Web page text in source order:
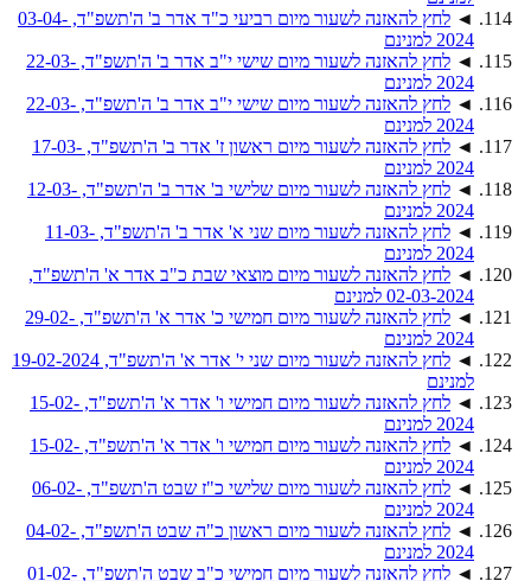
◄
לחץ להאזנה לשעור מיום רביעי כ"ד אדר ב' ה'תשפ"ד, 03-04-
2024 למנינם
◄
לחץ להאזנה לשעור מיום שישי י"ב אדר ב' ה'תשפ"ד, 22-03-
2024 למנינם
◄
לחץ להאזנה לשעור מיום שישי י"ב אדר ב' ה'תשפ"ד, 22-03-
2024 למנינם
◄
לחץ להאזנה לשעור מיום ראשון ז' אדר ב' ה'תשפ"ד, 17-03-
2024 למנינם
◄
לחץ להאזנה לשעור מיום שלישי ב' אדר ב' ה'תשפ"ד, 12-03-
2024 למנינם
◄
לחץ להאזנה לשעור מיום שני א' אדר ב' ה'תשפ"ד, 11-03-
2024 למנינם
◄ לחץ להאזנה לשעור מיום מוצאי שבת כ"ב אדר א' ה'תשפ"ד,
02-03-2024 למנינם
◄
לחץ להאזנה לשעור מיום חמישי כ' אדר א' ה'תשפ"ד, 29-02-
2024 למנינם
◄
לחץ להאזנה לשעור מיום שני י' אדר א' ה'תשפ"ד, 19-02-2024
למנינם
◄
לחץ להאזנה לשעור מיום חמישי ו' אדר א' ה'תשפ"ד, 15-02-
2024 למנינם
◄
לחץ להאזנה לשעור מיום חמישי ו' אדר א' ה'תשפ"ד, 15-02-
2024 למנינם
◄
לחץ להאזנה לשעור מיום שלישי כ"ז שבט ה'תשפ"ד, 06-02-
2024 למנינם
◄
לחץ להאזנה לשעור מיום ראשון כ"ה שבט ה'תשפ"ד, 04-02-
2024 למנינם
◄
לחץ להאזנה לשעור מיום חמישי כ"ב שבט ה'תשפ"ד, 01-02-